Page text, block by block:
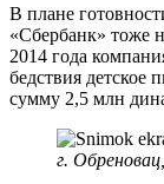
В плане
«Сбербанк» тоже
2014 года
бедствия детское
сумму 2,5 млн
г.